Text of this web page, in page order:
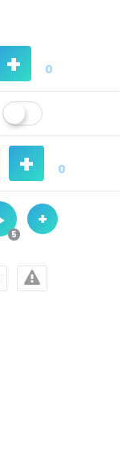
+ 0
+ 0
+